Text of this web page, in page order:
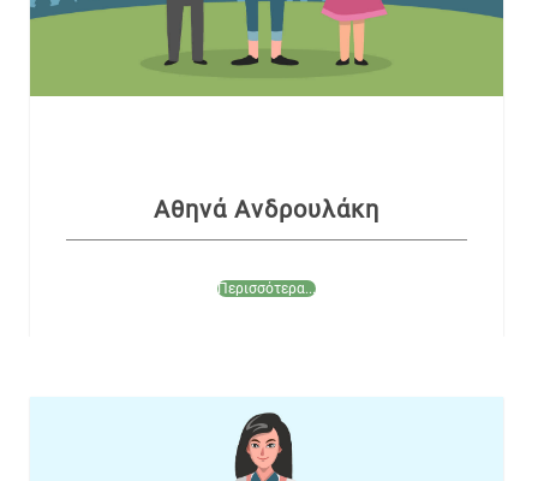
Αθηνά Ανδρουλάκη
Περισσότερα...